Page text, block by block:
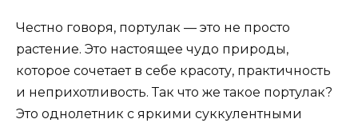
Честно говоря, портулак — это не просто
растение. Это настоящее чудо природы,
которое сочетает в себе красоту, практичность
и неприхотливость. Так что же такое портулак?
Это однолетник с яркими суккулентными